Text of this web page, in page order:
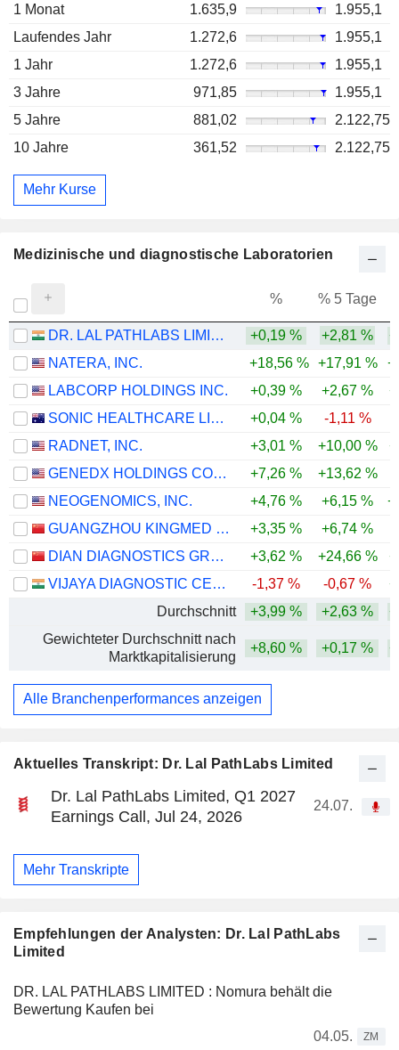
Aktuelles Transkript: Dr. Lal PathLabs Limited
Dr. Lal PathLabs Limited, Q1 2027
Earnings Call, Jul 24, 2026
24.07.
Mehr Transkripte
Empfehlungen der Analysten: Dr. Lal PathLabs
Limited
DR. LAL PATHLABS LIMITED : Nomura behält die
Bewertung Kaufen bei
04.05.
ZM
1 Monat
1.635,9
1.955,1
Laufendes Jahr
1.272,6
1.955,1
1 Jahr
1.272,6
1.955,1
3 Jahre
971,85
1.955,1
5 Jahre
881,02
2.122,75
10 Jahre
361,52 2.122,75
Mehr Kurse
Medizinische und diagnostische Laboratorien
% % 5 Tage
DR. LAL PATHLABS LIMITED +0,19 % +2,81 %
NATERA, INC.
+18,56 % +17,91 %
LABCORP HOLDINGS INC.
+0,39 % +2,67 %
SONIC HEALTHCARE LIMITED
+0,04 % -1,11 %
RADNET, INC.
+3,01 % +10,00 %
GENEDX HOLDINGS CORP.
+7,26 % +13,62 %
NEOGENOMICS, INC.
+4,76 % +6,15 %
GUANGZHOU KINGMED DIAGNOSTICS GROUP CO., LTD.
+3,35 % +6,74 %
DIAN DIAGNOSTICS GROUP CO.,LTD.
+3,62 % +24,66 %
VIJAYA DIAGNOSTIC CENTRE LIMITED
-1,37 % -0,67 %
Durchschnitt
+3,99 % +2,63 %
Gewichteter Durchschnitt nach
Marktkapitalisierung
+8,60 % +0,17 %
Alle Branchenperformances anzeigen